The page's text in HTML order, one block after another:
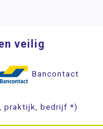
veilig
Bancontact
praktijk, bedrijf *)